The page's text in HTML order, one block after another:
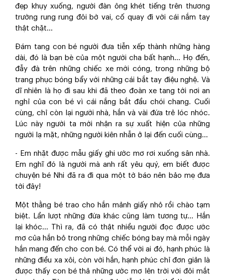
đẹp khụy xuống, người đàn ông khét tiếng trên thương
trường rung rung đôi bờ vai, cố quay đi với cái nắm tay
thật chặt...
Đám tang con bé người đưa tiễn xếp thành những hàng
dài, đó là bạn bè của một người cha bất hạnh... Họ đến,
đẫy đà trên những chiếc xe mới cóng, trong những bộ
trang phục bóng bẩy với những cái bắt tay điệu nghệ. Và
dĩ nhiên là họ đi sau khi đã theo đoàn xe tang tới nơi an
nghỉ của con bé vì cái nắng bắt đầu chói chang. Cuối
cùng, chỉ còn lại người nhà, hắn và vài đứa trẻ lóc nhóc.
Lúc này người ta mới nhận ra sự xuất hiện của những
người lạ mặt, những người kiên nhẫn ở lại đến cuối cùng...
- Em nhặt được mẫu giấy ghi ước mơ rơi xuống sân nhà.
Em nghĩ đó là người mà anh rất yêu quý, em biết được
chuyện bé Nhi đã ra đi qua một tờ báo nên bảo mẹ đưa
tới đây!
Một thằng bé trao cho hắn mảnh giấy nhỏ rồi chào tạm
biệt. Lần lượt những đứa khác cũng làm tương tự... Hắn
lại khóc... Thì ra, đã có thật nhiều người đọc được ước
mơ của hắn bỏ trong những chiếc bóng bay mà mỗi ngày
hắn mang đến cho con bé. Có thể với ai đó, hạnh phúc là
những điều xa xôi, còn với hắn, hạnh phúc chỉ đơn giản là
được thấy con bé thả những ước mơ lên trời với đôi mắt